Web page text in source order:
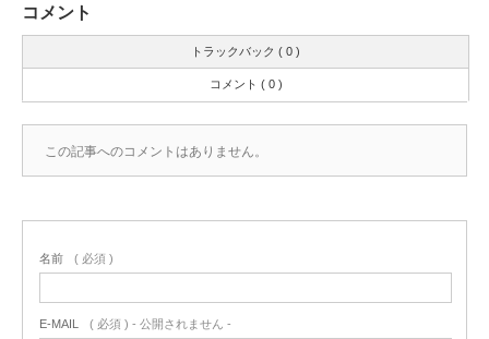
コメント
トラックバック ( 0 )
コメント ( 0 )
この記事へのコメントはありません。
名前 ( 必須 )
E-MAIL ( 必須 ) - 公開されません -